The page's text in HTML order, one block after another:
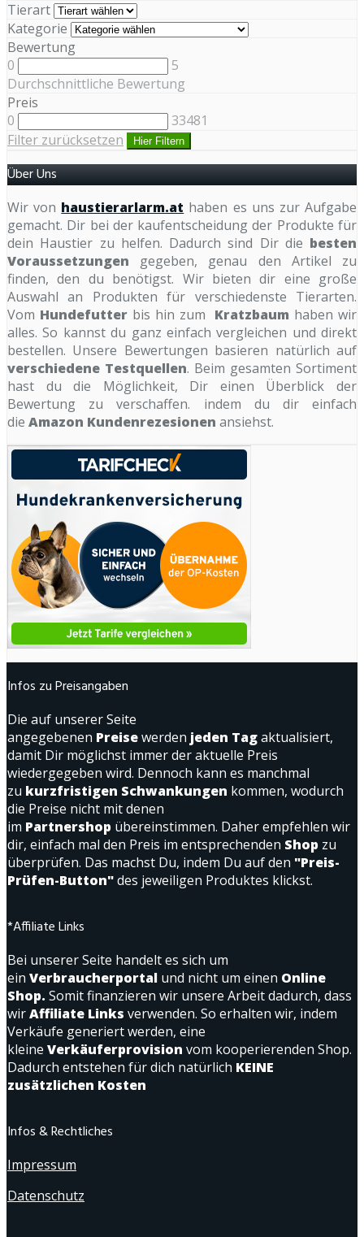
Tierart
Kategorie
Bewertung
0
5
Durchschnittliche Bewertung
Preis
0
33481
Filter zurücksetzen
Hier Filtern
Über Uns
Wir von haustierarlarm.at haben es uns zur Aufgabe
gemacht. Dir bei der kaufentscheidung der Produkte für
dein Haustier zu helfen. Dadurch sind Dir die besten
Voraussetzungen gegeben, genau den Artikel zu
finden, den du benötigst. Wir bieten dir eine große
Auswahl an Produkten für verschiedenste Tierarten.
Vom Hundefutter bis hin zum Kratzbaum haben wir
alles. So kannst du ganz einfach vergleichen und direkt
bestellen. Unsere Bewertungen basieren natürlich auf
verschiedene Testquellen. Beim gesamten Sortiment
hast du die Möglichkeit, Dir einen Überblick der
Bewertung zu verschaffen. indem du dir einfach
die Amazon Kundenrezesionen ansiehst.
Infos zu Preisangaben
Die auf unserer Seite
angegebenen Preisewerden jeden Tagaktualisiert,
damit Dir möglichst immer der aktuelle Preis
wiedergegeben wird. Dennoch kann es manchmal
zu kurzfristigen Schwankungen kommen, wodurch
die Preise nicht mit denen
im Partnershop übereinstimmen. Daher empfehlen wir
dir, einfach mal den Preis im entsprechenden Shop zu
überprüfen. Das machst Du, indem Du auf den "Preis-
Prüfen-Button"des jeweiligen Produktes klickst.
*Affiliate Links
Bei unserer Seite handelt es sich um
ein Verbraucherportal und nicht um einen Online
Shop. Somit finanzieren wir unsere Arbeit dadurch, dass
wirAffiliate Links verwenden. So erhalten wir, indem
Verkäufe generiert werden, eine
kleine Verkäuferprovision vom kooperierenden Shop.
Dadurch entstehen für dich natürlich KEINE
zusätzlichen Kosten
Infos & Rechtliches
Impressum
Datenschutz